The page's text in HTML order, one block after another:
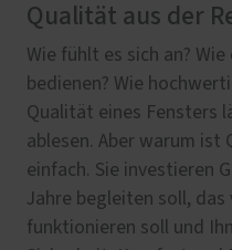
Qualität aus der
Wie fühlt es sich an?
bedienen? Wie
Qualität eines Fensters
ablesen. Aber warum ist
einfach. Sie investieren
Jahre begleiten soll,
funktionieren soll und